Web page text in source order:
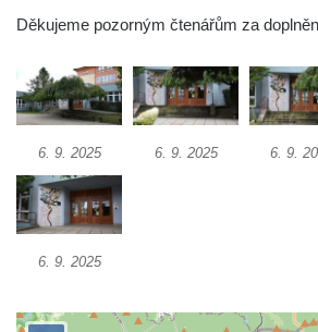
střediska Jitřenka v Chomutově
Mozaika před vstupem do kostela
Bartoloměje v Rakovníku
Mozaika s fontánou u Clam-Gallasova
paláce v Lázních Libverda
Magistrátu města v Mostě
Děkujeme pozorným čtenářům za
6. 9. 2025 6. 9. 2025 6. 9.
6. 9. 2025